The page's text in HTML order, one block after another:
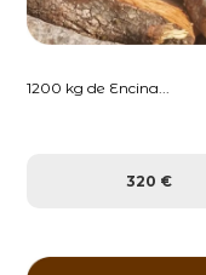
1200 kg de Encina...
320 €